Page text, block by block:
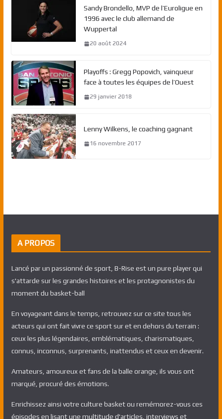
Sandy Brondello, MVP de l’Euroligue en
1996 avec le club allemand de
Wuppertal
20 août 2024
Playoffs : Gregg Popovich, vainqueur
face à toutes les équipes de l’Ouest
29 janvier 2018
Lenny Wilkens, le coaching gagnant
16 novembre 2017
A PROPOS
Lancé par un passionné de sport, B-Rise est un pure player qui
s'attarde sur les grandes histoires et les protagnonistes du
moment du basket-ball
En voyageant dans le temps, retrouvez sur ce site tous les
acteurs qui ont fait vivre ce sport sur et en dehors du terrain :
ceux les plus légendaires, emblématiques, charismatiques,
connus, inconnus, surprenants, inattendus et ceux en devenir.
Amateurs, amoureux et fans de la balle orange, ils vous ont
marqué, procuré des émotions.
Enrichissez ainsi votre culture basket ou remémorez-vous ces
épisodes en lisant une multitude d'articles, interviews et